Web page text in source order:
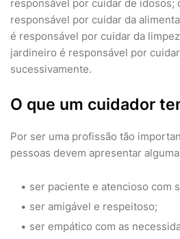
responsável por cuidar de idosos;
responsável por cuidar da
é responsável por cuidar da
jardineiro é responsável por
sucessivamente.
O que um cuidador
Por ser uma profissão tão
pessoas devem apresentar
ser paciente e atencioso com
ser amigável e respeitoso;
ser empático com as